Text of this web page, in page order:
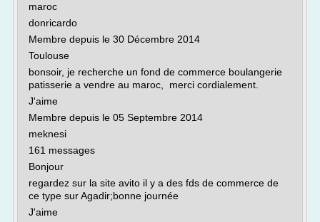
maroc
donricardo
Membre depuis le 30 Décembre 2014
Toulouse
bonsoir, je recherche un fond de commerce boulangerie
patisserie a vendre au maroc, merci cordialement.
J'aime
Membre depuis le 05 Septembre 2014
meknesi
161 messages
Bonjour
regardez sur la site avito il y a des fds de commerce de
ce type sur Agadir;bonne journée
J'aime